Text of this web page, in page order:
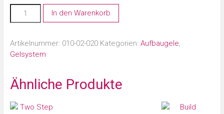
In den Warenkorb
Artikelnummer: 010-02-020 Kategorien: Aufbaugele,
Gelsystem
Ähnliche Produkte